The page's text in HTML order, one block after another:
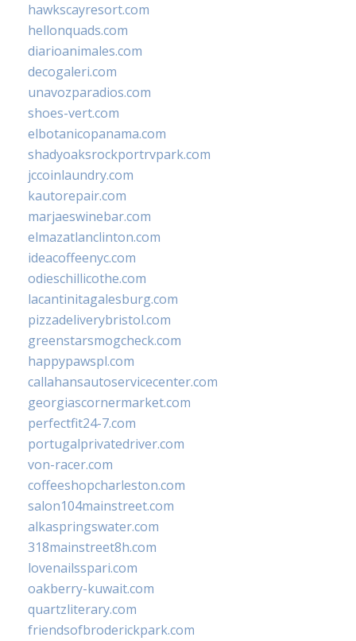
hawkscayresort.com
hellonquads.com
diarioanimales.com
decogaleri.com
unavozparadios.com
shoes-vert.com
elbotanicopanama.com
shadyoaksrockportrvpark.com
jccoinlaundry.com
kautorepair.com
marjaeswinebar.com
elmazatlanclinton.com
ideacoffeenyc.com
odieschillicothe.com
lacantinitagalesburg.com
pizzadeliverybristol.com
greenstarsmogcheck.com
happypawspl.com
callahansautoservicecenter.com
georgiascornermarket.com
perfectfit24-7.com
portugalprivatedriver.com
von-racer.com
coffeeshopcharleston.com
salon104mainstreet.com
alkaspringswater.com
318mainstreet8h.com
lovenailsspari.com
oakberry-kuwait.com
quartzliterary.com
friendsofbroderickpark.com